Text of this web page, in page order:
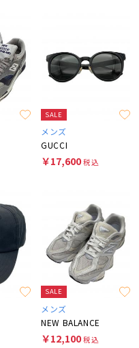
SALE
メンズ
GUCCI
￥17,600税込
SALE
メンズ
NEW BALANCE
￥12,100税込